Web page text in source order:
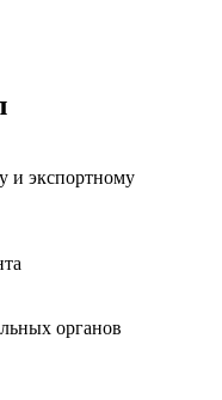
и экспортному
органов